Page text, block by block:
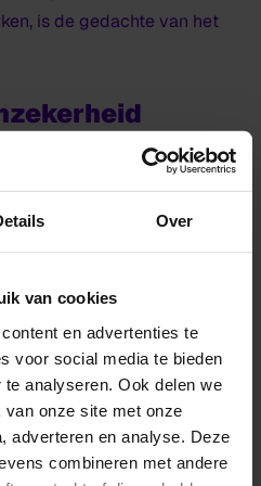
Over
van cookies
en advertenties te
voor social media te bieden
analyseren. Ook delen we
onze site met onze
adverteren en analyse. Deze
combineren met andere
is de gedachte van het
en de
De Nieuwe Utrechtse
met totaal verschillende
om elkaars inzichten
beter bij voelen
met het idee om het hier
Nirav Christophe. “Hij
denkexercities: hij
de verbinding tussen